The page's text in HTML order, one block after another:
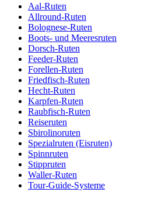
Aal-Ruten
Allround-Ruten
Bolognese-Ruten
Boots- und Meeresruten
Dorsch-Ruten
Feeder-Ruten
Forellen-Ruten
Friedfisch-Ruten
Hecht-Ruten
Karpfen-Ruten
Raubfisch-Ruten
Reiseruten
Sbirolinoruten
Spezialruten (Eisruten)
Spinnruten
Stippruten
Waller-Ruten
Tour-Guide-Systeme